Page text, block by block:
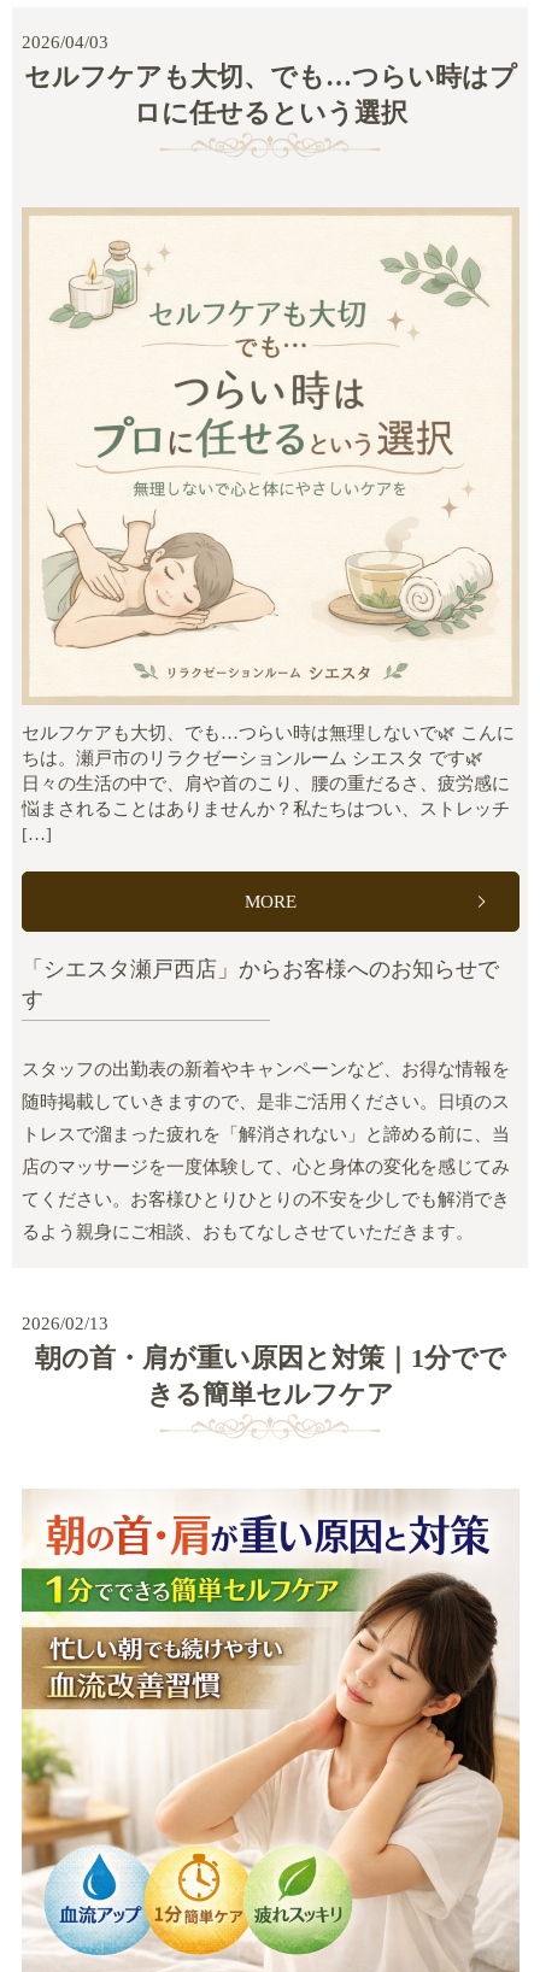
2026/04/03
セルフケアも大切、でも…つらい時はプ
ロに任せるという選択
セルフケアも大切、でも…つらい時は無理しないで🌿 こんに
ちは。瀬戸市のリラクゼーションルーム シエスタ です🌿
日々の生活の中で、肩や首のこり、腰の重だるさ、疲労感に
悩まされることはありませんか？私たちはつい、ストレッチ
[…]
MORE
「シエスタ瀬戸西店」からお客様へのお知らせで
す
スタッフの出勤表の新着やキャンペーンなど、お得な情報を
随時掲載していきますので、是非ご活用ください。日頃のス
トレスで溜まった疲れを「解消されない」と諦める前に、当
店のマッサージを一度体験して、心と身体の変化を感じてみ
てください。お客様ひとりひとりの不安を少しでも解消でき
るよう親身にご相談、おもてなしさせていただきます。
2026/02/13
朝の首・肩が重い原因と対策｜1分でで
きる簡単セルフケア